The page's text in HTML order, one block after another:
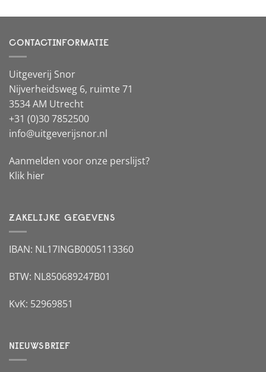
CONTACTINFORMATIE
Uitgeverij Snor
Nijverheidsweg 6, ruimte 71
3534 AM Utrecht
+31 (0)30 7852500
info@uitgeverijsnor.nl
Aanmelden voor onze perslijst?
Klik hier
ZAKELIJKE GEGEVENS
IBAN: NL17INGB0005113360
BTW: NL850689247B01
KvK: 52969851
NIEUWSBRIEF